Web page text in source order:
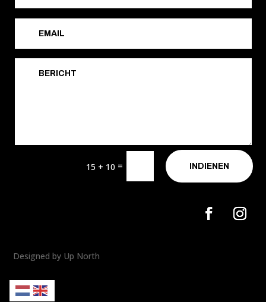
15 + 10 = INDIENEN
Designed by Up North